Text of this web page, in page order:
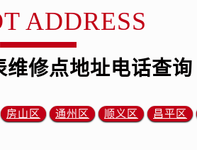
ADDRESS
维修点地址电话查询
房山区 通州区 顺义区 昌平区